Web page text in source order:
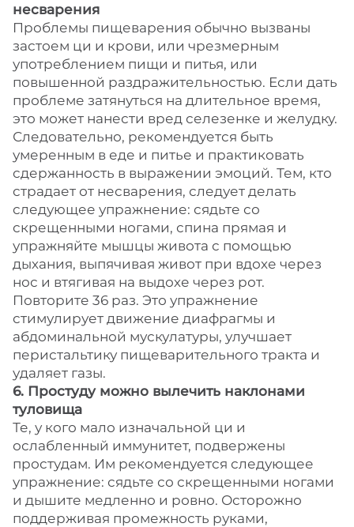
несварения
Проблемы пищеварения обычно вызваны
застоем ци и крови, или чрезмерным
употреблением пищи и питья, или
повышенной раздражительностью. Если дать
проблеме затянуться на длительное время,
это может нанести вред селезенке и желудку.
Следовательно, рекомендуется быть
умеренным в еде и питье и практиковать
сдержанность в выражении эмоций. Тем, кто
страдает от несварения, следует делать
следующее упражнение: сядьте со
скрещенными ногами, спина прямая и
упражняйте мышцы живота с помощью
дыхания, выпячивая живот при вдохе через
нос и втягивая на выдохе через рот.
Повторите 36 раз. Это упражнение
стимулирует движение диафрагмы и
абдоминальной мускулатуры, улучшает
перистальтику пищеварительного тракта и
удаляет газы.
6. Простуду можно вылечить наклонами
туловища
Те, у кого мало изначальной ци и
ослабленный иммунитет, подвержены
простудам. Им рекомендуется следующее
упражнение: сядьте со скрещенными ногами
и дышите медленно и ровно. Осторожно
поддерживая промежность руками,